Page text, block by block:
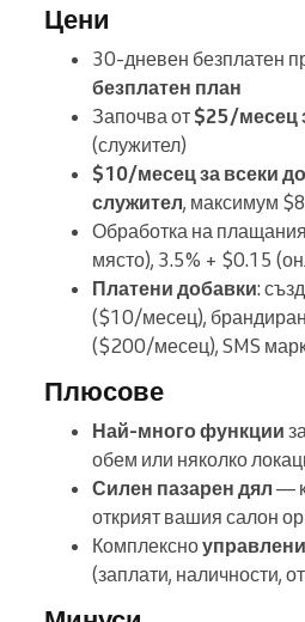
Цени
30-дневен безплатен
безплатен план
Започва от $25/месец
(служител)
$10/месец за всеки
служител, максимум
Обработка на
място), 3.5% + $0.15
Платени добавки:
($10/месец),
($200/месец), SMS
Плюсове
Най-много функции
обем или няколко
Силен пазарен дял —
открият вашия салон
Комплексно
(заплати, наличности,